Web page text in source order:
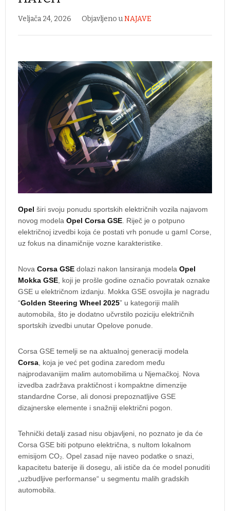
Veljača 24, 2026 Objavljeno uNAJAVE
Opel širi svoju ponudu sportskih električnih vozila najavom
novog modela Opel Corsa GSE . Riječ je o potpuno
električnoj izvedbi koja će postati vrh ponude u gamI Corse,
uz fokus na dinamičnije vozne karakteristike.
Nova Corsa GSE dolazi nakon lansiranja modela Opel
Mokka GSE , koji je prošle godine označio povratak oznake
GSE u električnom izdanju. Mokka GSE osvojila je nagradu
“Golden Steering Wheel 2025” u kategoriji malih
automobila, što je dodatno učvrstilo poziciju električnih
sportskih izvedbi unutar Opelove ponude.
Corsa GSE temelji se na aktualnoj generaciji modela
Corsa , koja je već pet godina zaredom među
najprodavanijim malim automobilima u Njemačkoj. Nova
izvedba zadržava praktičnost i kompaktne dimenzije
standardne Corse, ali donosi prepoznatljive GSE
dizajnerske elemente i snažniji električni pogon.
Tehnički detalji zasad nisu objavljeni, no poznato je da će
Corsa GSE biti potpuno električna, s nultom lokalnom
emisijom CO₂. Opel zasad nije naveo podatke o snazi,
kapacitetu baterije ili dosegu, ali ističe da će model ponuditi
„uzbudljive performanse“ u segmentu malih gradskih
automobila.